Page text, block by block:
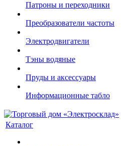
Патроны и переходники
Преобразователи частоты
Электродвигатели
Тэны водяные
Пруды и аксессуары
Информационные табло
Каталог